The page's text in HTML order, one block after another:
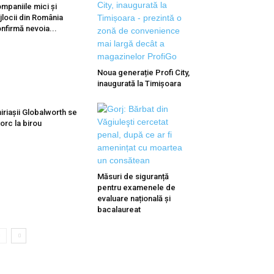
mici și
din România
nevoia...
Noua generație Profi City,
inaugurată la Timișoara
Globalworth se
la birou
Măsuri de siguranță
pentru examenele de
evaluare națională și
bacalaureat